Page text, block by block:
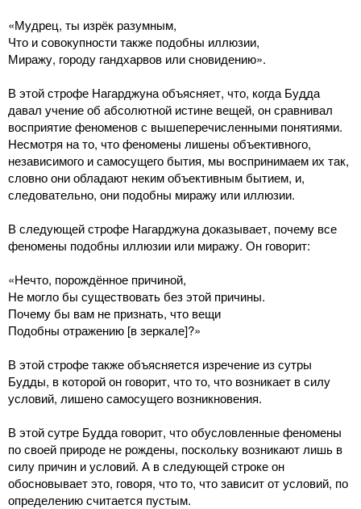
«Мудрец, ты изрёк разумным,
Что и совокупности также подобны иллюзии,
Миражу, городу гандхарвов или сновидению».
В этой строфе Нагарджуна объясняет, что, когда Будда
давал учение об абсолютной истине вещей, он сравнивал
восприятие феноменов с вышеперечисленными понятиями.
Несмотря на то, что феномены лишены объективного,
независимого и самосущего бытия, мы воспринимаем их так,
словно они обладают неким объективным бытием, и,
следовательно, они подобны миражу или иллюзии.
В следующей строфе Нагарджуна доказывает, почему все
феномены подобны иллюзии или миражу. Он говорит:
«Нечто, порождённое причиной,
Не могло бы существовать без этой причины.
Почему бы вам не признать, что вещи
Подобны отражению [в зеркале]?»
В этой строфе также объясняется изречение из сутры
Будды, в которой он говорит, что то, что возникает в силу
условий, лишено самосущего возникновения.
В этой сутре Будда говорит, что обусловленные феномены
по своей природе не рождены, поскольку возникают лишь в
силу причин и условий. А в следующей строке он
обосновывает это, говоря, что то, что зависит от условий, по
определению считается пустым.